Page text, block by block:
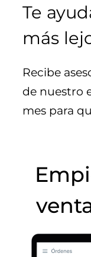
Te
más
Recibe
de nuestro
mes para